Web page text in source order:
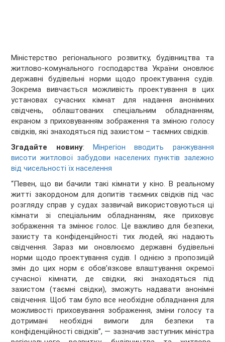
Міністерство регіонального розвитку, будівництва та
житлово-комунального господарства України оновлює
державні будівельні норми щодо проектування судів.
Зокрема вивчається можливість проектування в цих
установах сучасних кімнат для надання анонімних
свідчень, облаштованих спеціальним обладнанням,
екраном з приховуванням зображення та зміною голосу
свідків, які знаходяться під захистом – таємних свідків.
Згадайте новину: Мінрегіон вводить ранжування
висоти житлової забудови населених пунктів залежно
від чисельності їх населення
“Певен, що ви бачили такі кімнати у кіно. В реальному
житті закордоном для допитів таємних свідків під час
розгляду справ у судах зазвичай використовуються ці
кімнати зі спеціальним обладнанням, яке приховує
зображення та змінює голос. Це важливо для безпеки,
захисту та конфіденційності тих людей, які надають
свідчення. Зараз ми оновлюємо державні будівельні
норми щодо проектування судів. І однією з пропозицій
змін до цих норм є обов’язкове влаштування окремої
сучасної кімнати, де свідки, які знаходяться під
захистом (таємні свідки), зможуть надавати анонімні
свідчення. Щоб там було все необхідне обладнання для
можливості приховування зображення, зміни голосу та
дотримані необхідні вимоги для безпеки та
конфіденційності свідків”, — зазначив заступник міністра